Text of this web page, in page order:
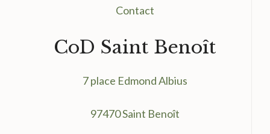
Contact
CoD Saint Benoît
7 place Edmond Albius
97470 Saint Benoît